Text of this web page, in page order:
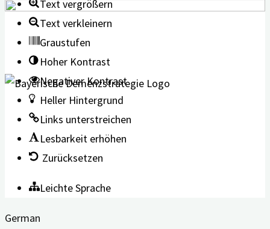
Text vergrößern
Text verkleinern
Graustufen
Hoher Kontrast
Negativer Kontrast
Heller Hintergrund
Links unterstreichen
Lesbarkeit erhöhen
Zurücksetzen
Leichte Sprache
German